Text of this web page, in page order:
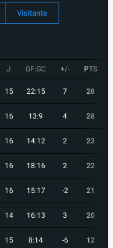
Visitante
J GF:GC +/- PTS
15 22:15 7 28
16 13:9 4 28
16 14:12 2 23
16 18:16 2 22
16 15:17 -2 21
14 16:13 3 20
15 8:14 -6 12